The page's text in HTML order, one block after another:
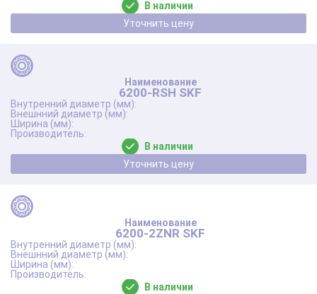
В наличии
Уточнить цену
6200-RSH SKF
В наличии
Уточнить цену
6200-2ZNR SKF
В наличии